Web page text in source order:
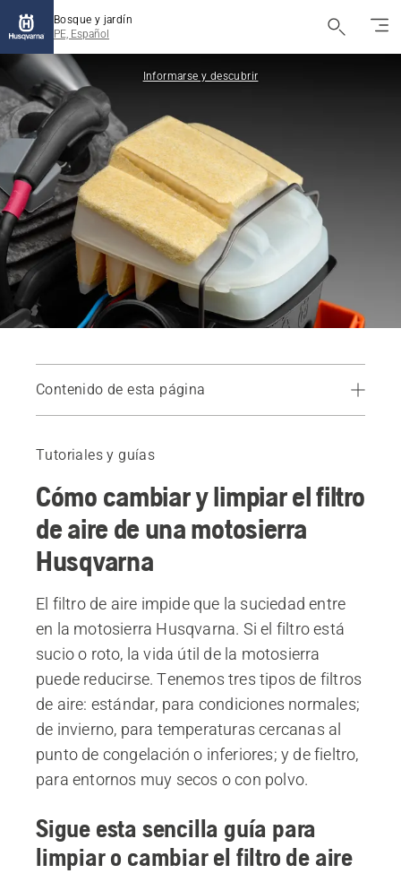
Bosque y jardín
PE, Español
Informarse y descubrir
Contenido de esta página
Tutoriales y guías
Cómo cambiar y limpiar el filtro
de aire de una motosierra
Husqvarna
El filtro de aire impide que la suciedad entre
en la motosierra Husqvarna. Si el filtro está
sucio o roto, la vida útil de la motosierra
puede reducirse. Tenemos tres tipos de filtros
de aire: estándar, para condiciones normales;
de invierno, para temperaturas cercanas al
punto de congelación o inferiores; y de fieltro,
para entornos muy secos o con polvo.
Sigue esta sencilla guía para
limpiar o cambiar el filtro de aire